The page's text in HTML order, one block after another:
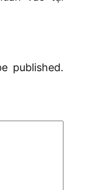
published.